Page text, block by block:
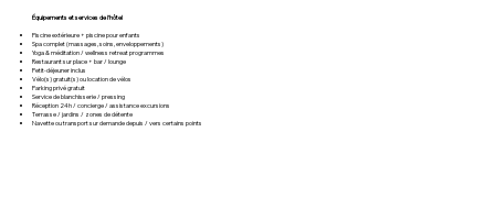
Équipements et services de l’hôtel
Piscine extérieure + piscine pour enfants
Spa complet (massages, soins, enveloppements)
Yoga & méditation / wellness retreat programmes
Restaurant sur place + bar / lounge
Petit-déjeuner inclus
Vélo(s) gratuit(s) ou location de vélos
Parking privé gratuit
Service de blanchisserie / pressing
Réception 24h / concierge / assistance excursions
Terrasse / jardins / zones de détente
Navette ou transport sur demande depuis / vers certains points